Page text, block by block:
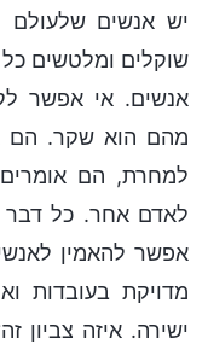
יש אנשים
שוקלים ומלטשים
אנשים. אי אפשר
מהם הוא שקר. הם
למחרת, הם
לאדם אחר. כל דבר
אפשר להאמין
מדויקת בעובדות
ישירה. איזה צביון